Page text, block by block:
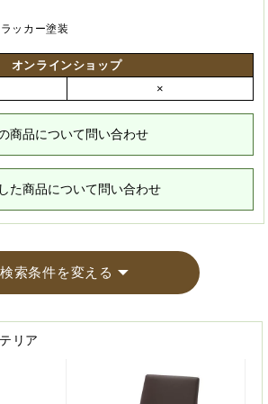
ッカー塗装
オンラインショップ
×
商品について問い合わせ
た商品について問い合わせ
検索条件を変える
リア